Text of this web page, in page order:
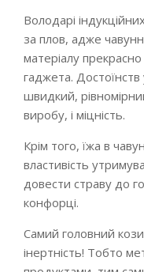
Володарі
за плов, адже
матеріалу
гаджета. Достоїнств
швидкий,
виробу, і міцність.
Крім того, їжа в
властивість
довести страву до
конфорці.
Самий головний
інертність! Тобто